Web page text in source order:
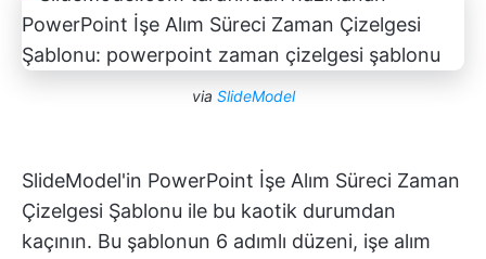
via SlideModel
SlideModel'in PowerPoint İşe Alım Süreci Zaman
Çizelgesi Şablonu ile bu kaotik durumdan
kaçının. Bu şablonun 6 adımlı düzeni, işe alım